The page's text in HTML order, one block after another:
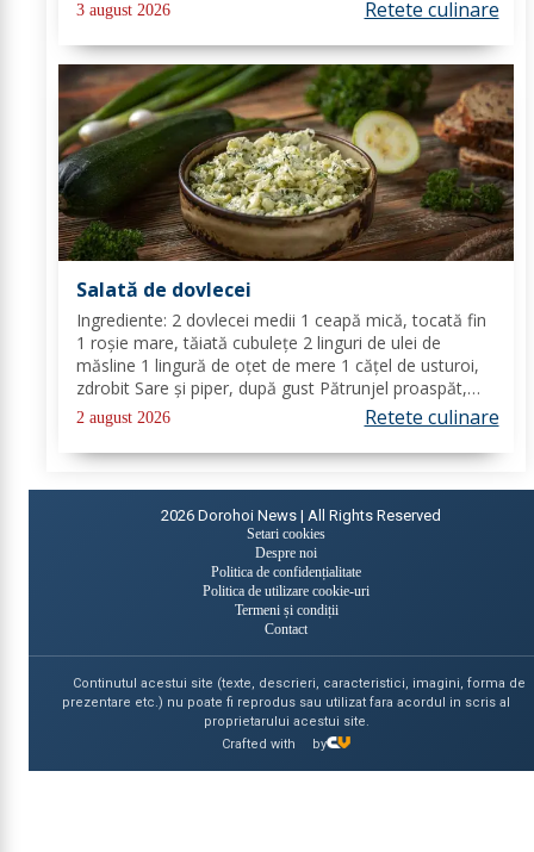
preparare: Se încălzește cuptorul la...
3 august 2026 Retete culinare
Salată de dovlecei
Ingrediente: 2 dovlecei medii 1 ceapă mică, tocată fin
1 roșie mare, tăiată cubulețe 2 linguri de ulei de
măsline 1 lingură de oțet de mere 1 cățel de usturoi,
zdrobit Sare și piper, după gust Pătrunjel proaspăt,
tocat pentru decor (opțional) Mod de preparare: Taie
dovleceii în rondele subțiri sau...
2 august 2026 Retete culinare
2026 Dorohoi News | All Rights Reserved
Setari cookies
Despre noi
Politica de confidențialitate
Politica de utilizare cookie-uri
Termeni și condiții
Contact
Continutul acestui site (texte, descrieri, caracteristici, imagini, forma de
prezentare etc.) nu poate fi reprodus sau utilizat fara acordul in scris al
proprietarului acestui site.
Crafted with
by